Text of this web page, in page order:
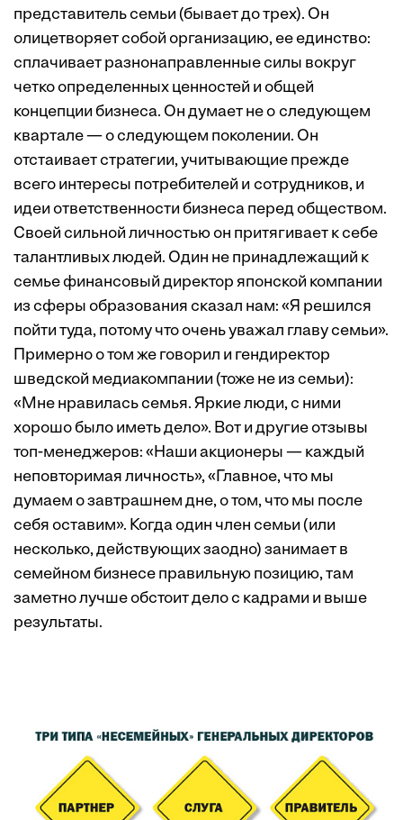
представитель семьи (бывает до трех). Он
олицетворяет собой организацию, ее единство:
сплачивает разнонаправленные силы вокруг
четко определенных ценностей и общей
концепции бизнеса. Он думает не о следующем
квартале — о следующем поколении. Он
отстаивает стратегии, учитывающие прежде
всего интересы потребителей и сотрудников, и
идеи ответственности бизнеса перед обществом.
Своей сильной личностью он притягивает к себе
талантливых людей. Один не принадлежащий к
семье финансовый директор японской компании
из сферы образования сказал нам: «Я решился
пойти туда, потому что очень уважал главу семьи».
Примерно о том же говорил и гендиректор
шведской медиакомпании (тоже не из семьи):
«Мне нравилась семья. Яркие люди, с ними
хорошо было иметь дело». Вот и другие отзывы
топ-менеджеров: «Наши акционеры — каждый
неповторимая личность», «Главное, что мы
думаем о завтрашнем дне, о том, что мы после
себя оставим». Когда один член семьи (или
несколько, действующих заодно) занимает в
семейном бизнесе правильную позицию, там
заметно лучше обстоит дело с кадрами и выше
результаты.